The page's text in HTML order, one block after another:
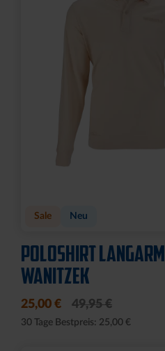
Sale Neu
POLOSHIRT LANGARM
WANITZEK
25,00 € 49,95 €
30 Tage Bestpreis: 25,00 €